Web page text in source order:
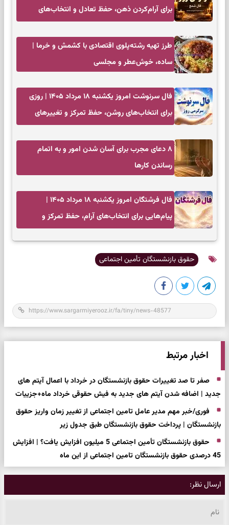
برای آرام‌کردن ذهن، حفظ تعادل و انتخاب‌های
طرز تهیه رشته‌پلوی اقتصادی با کشمش و خرما |
ساده، خوش‌عطر و مجلسی
فال سرنوشت امروز یکشنبه ۱۸ مرداد ۱۴۰۵ | روزی
برای انتخاب‌های روشن، حفظ تمرکز و تغییرهای
۸ دعای مجرب برای آسان شدن امور و به اتمام
رساندن کار‌ها
فال فرشتگان امروز یکشنبه ۱۸ مرداد ۱۴۰۵ |
پیام‌هایی برای انتخاب‌های آرام، حفظ تمرکز و
حقوق بازنشستگان تأمین اجتماعی
اخبار مرتبط
صفر تا صد تغییرات حقوق بازنشستگان در خرداد با اعمال آیتم های
جدید | اضافه شدن آیتم های جدید به فیش حقوقی خرداد ماه+جزییات
فوری/خبر مهم مدیر عامل تامین اجتماعی از تغییر زمان واریز حقوق
بازنشستگان | پرداخت حقوق بازنشستگان طبق جدول زیر
حقوق بازنشستگان تأمین اجتماعی 5 میلیون افزایش یافت؟ | افزایش
45 درصدی حقوق بازنشستگان تامین اجتماعی از این ماه
ارسال نظر: